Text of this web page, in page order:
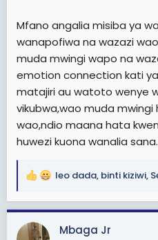
relationship nyingi za baba
zinajengwa taratibu..
Hata kwa Diamond
baba yake. Imagine kama
za utotoni, memories,
karibu… labda leo hii public
kabisa.
Siku hizi watu wanaona
“Kijana mzima lazima uwe
kuhusu school fees,
na consistency.mtoto
kuona ukimbembeleza
akiwa kakosea
Mfano angalia misiba ya
wanapofiwa na wazazi
muda mwingi wapo na
emotion connection kati
matajiri au watoto wenye
vikubwa,wao muda
wao,ndio maana hata
huwezi kuona wanalia sana.
R
a
c
leo dada, binti kiziwi,
Mbaga Jr